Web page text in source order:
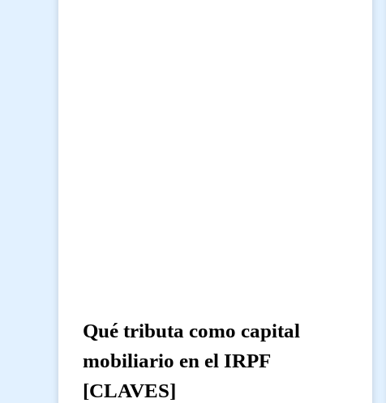
Qué tributa como capital
mobiliario en el IRPF
[CLAVES]